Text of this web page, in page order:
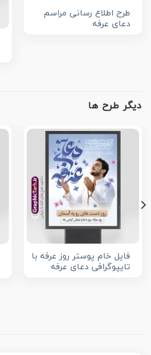
طرح اطلاع رسانی مراسم
دعای عرفه
دیگر طرح ها
فایل خام پوستر روز عرفه با
تایپوگرافی دعای عرفه